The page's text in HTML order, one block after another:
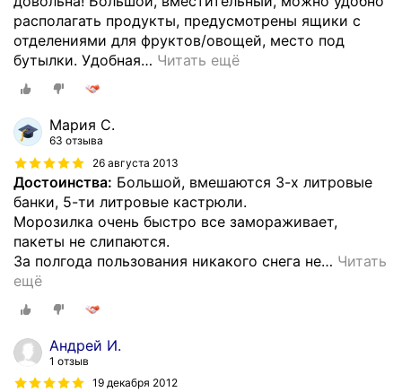
располагать продукты, предусмотрены ящики с
отделениями для фруктов/овощей, место под
бутылки. Удобная… Читать ещё
Мария С.
63 отзыва
26 августа 2013
Достоинства: Большой, вмешаются 3-х литровые
банки, 5-ти литровые кастрюли.
Морозилка очень быстро все замораживает,
пакеты не слипаются.
За полгода пользования никакого снега не… Читать
ещё
Андрей И.
1 отзыв
19 декабря 2012